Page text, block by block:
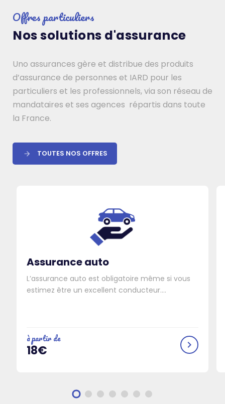
Offres particuliers
Nos solutions d'assurance
Uno assurances gère et distribue des produits
d’assurance de personnes et IARD pour les
particuliers et les professionnels, via son réseau de
mandataires et ses agences répartis dans toute
la France.
TOUTES NOS OFFRES
Assurance auto
L’assurance auto est obligatoire même si vous
estimez être un excellent conducteur....
à partir de
18€ chevron_right